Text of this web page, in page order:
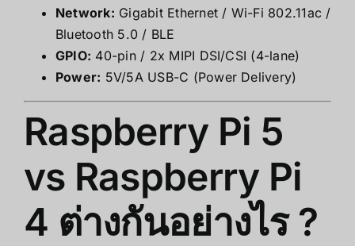
Network: Gigabit Ethernet / Wi-Fi 802.11ac /
Bluetooth 5.0 / BLE
GPIO: 40-pin / 2x MIPI DSI/CSI (4-lane)
Power: 5V/5A USB-C (Power Delivery)
Raspberry Pi 5
vs Raspberry Pi
4 ต่างกันอย่างไร ?